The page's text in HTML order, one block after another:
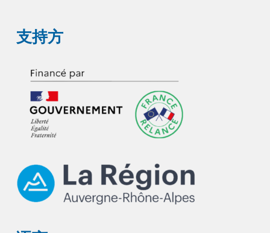
支持方